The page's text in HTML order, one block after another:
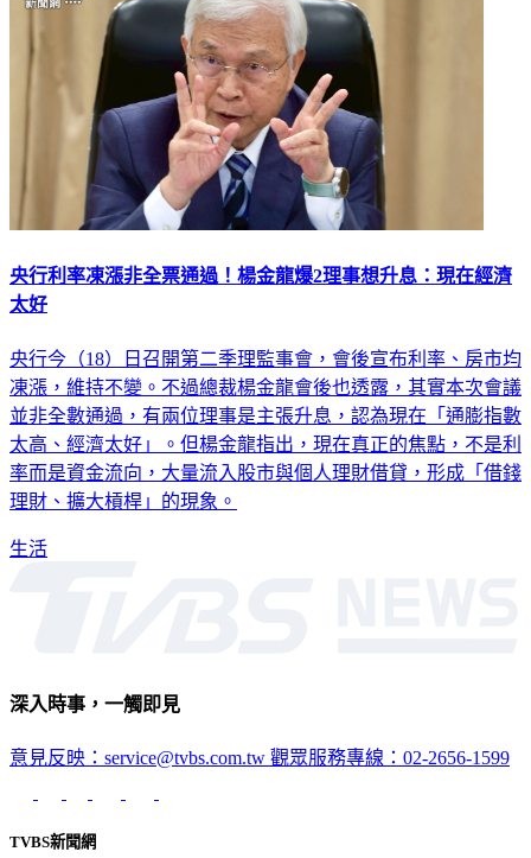
央行利率凍漲非全票通過！楊金龍爆2理事想升息：現在經濟
太好
央行今（18）日召開第二季理監事會，會後宣布利率、房市均
凍漲，維持不變。不過總裁楊金龍會後也透露，其實本次會議
並非全數通過，有兩位理事是主張升息，認為現在「通膨指數
太高、經濟太好」。但楊金龍指出，現在真正的焦點，不是利
率而是資金流向，大量流入股市與個人理財借貸，形成「借錢
理財、擴大槓桿」的現象。
生活
深入時事，一觸即見
意見反映：service@tvbs.com.tw 觀眾服務專線：02-2656-1599
TVBS新聞網